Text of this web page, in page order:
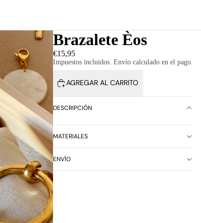
Brazalete Èos
€15,95
Impuestos incluidos. Envío calculado en el pago.
AGREGAR AL CARRITO
DESCRIPCIÓN
MATERIALES
ENVÍO